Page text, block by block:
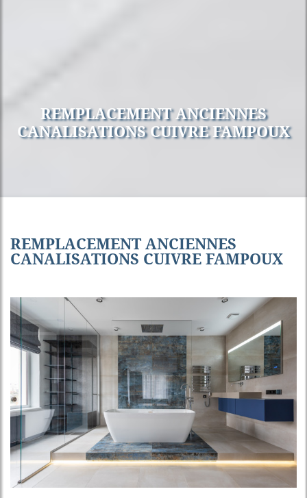
REMPLACEMENT ANCIENNES
CANALISATIONS CUIVRE FAMPOUX
REMPLACEMENT ANCIENNES
CANALISATIONS CUIVRE FAMPOUX